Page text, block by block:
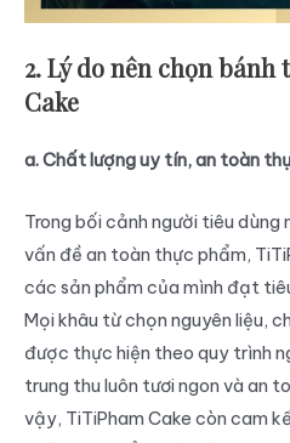
2. Lý do nên chọn
Cake
a. Chất lượng uy tín, an toàn
Trong bối cảnh người tiêu
vấn đề an toàn thực phẩm,
các sản phẩm của mình đạt
Mọi khâu từ chọn nguyên liệu,
được thực hiện theo quy trình
trung thu luôn tươi ngon và an
vậy, TiTiPham Cake còn cam